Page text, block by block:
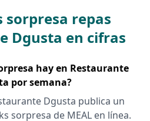
sorpresa repas
Dgusta en cifras
hay en Restaurante
por semana?
Dgusta publica un
sorpresa de MEAL en línea.